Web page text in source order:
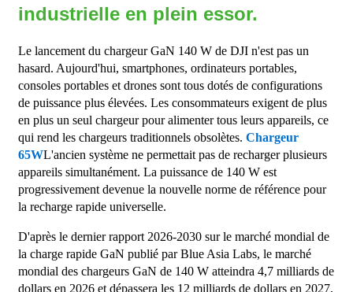
industrielle en plein essor.
Le lancement du chargeur GaN 140 W de DJI n'est pas un
hasard. Aujourd'hui, smartphones, ordinateurs portables,
consoles portables et drones sont tous dotés de configurations
de puissance plus élevées. Les consommateurs exigent de plus
en plus un seul chargeur pour alimenter tous leurs appareils, ce
qui rend les chargeurs traditionnels obsolètes. Chargeur
65WL'ancien système ne permettait pas de recharger plusieurs
appareils simultanément. La puissance de 140 W est
progressivement devenue la nouvelle norme de référence pour
la recharge rapide universelle.
D'après le dernier rapport 2026-2030 sur le marché mondial de
la charge rapide GaN publié par Blue Asia Labs, le marché
mondial des chargeurs GaN de 140 W atteindra 4,7 milliards de
dollars en 2026 et dépassera les 12 milliards de dollars en 2027,